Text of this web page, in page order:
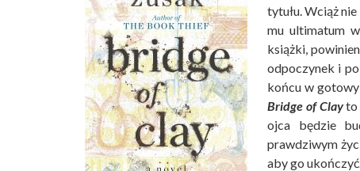
tytułu. Wciąż
mu ultimatum
książki,
odpoczynek i
końcu w
Bridge of Clay to
ojca będzie
prawdziwym
aby go